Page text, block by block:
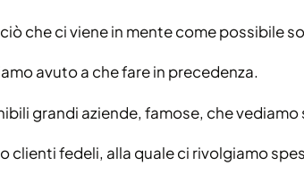
che ci viene in mente come possibile
avuto a che fare in precedenza.
grandi aziende, famose, che
clienti fedeli, alla quale ci rivolgiamo